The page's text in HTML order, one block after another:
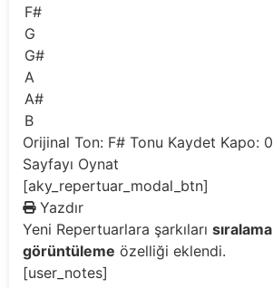
F#
G
G#
A
A#
B
Orijinal Ton: F# Tonu Kaydet Kapo: 0
Sayfayı Oynat
[aky_repertuar_modal_btn]
Yazdır
Yeni Repertuarlara şarkıları sıralama
görüntüleme özelliği eklendi.
[user_notes]